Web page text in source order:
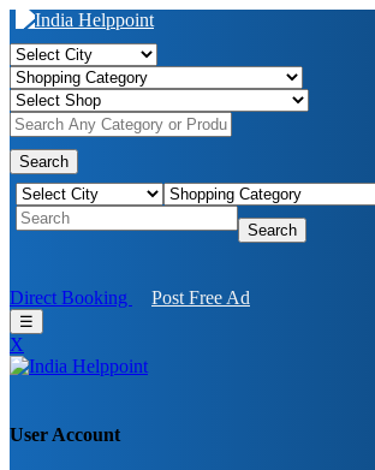
Search
Search
Direct Booking Post Free Ad
☰
X
User Account